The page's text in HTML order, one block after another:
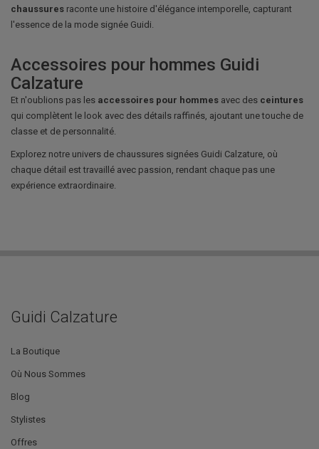
chaussures raconte une histoire d'élégance intemporelle, capturant
l'essence de la mode signée Guidi.
Accessoires pour hommes Guidi
Calzature
Et n'oublions pas les accessoires pour hommes avec des ceintures
qui complètent le look avec des détails raffinés, ajoutant une touche de
classe et de personnalité.
Explorez notre univers de chaussures signées Guidi Calzature, où
chaque détail est travaillé avec passion, rendant chaque pas une
expérience extraordinaire.
Guidi Calzature
La Boutique
Où Nous Sommes
Blog
Stylistes
Offres